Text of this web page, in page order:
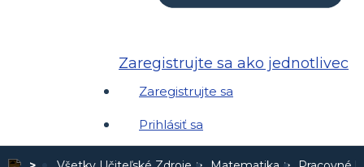
Zaregistrujte sa ako jednotlivec
Zaregistrujte sa
Prihlásiť sa